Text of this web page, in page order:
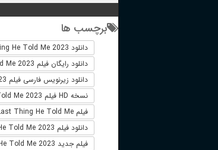
برچسب ها
دانلود The Last Thing He Told Me 2023
دانلود رایگان فیلم The Last Thing He Told Me 2023
دانلود زیرنویس فارسی فیلم The Last Thing He Told Me 2023
نسخه HD فیلم The Last Thing He Told Me 2023
فیلم The Last Thing He Told Me دوبله فارسی
دانلود فیلم The Last Thing He Told Me 2023 لینک مستقیم
فیلم جدید The Last Thing He Told Me 2023